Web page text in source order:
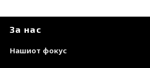
За нас
Нашиот фокус